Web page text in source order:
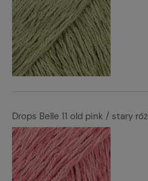
Drops Belle 11 old pink / stary róż